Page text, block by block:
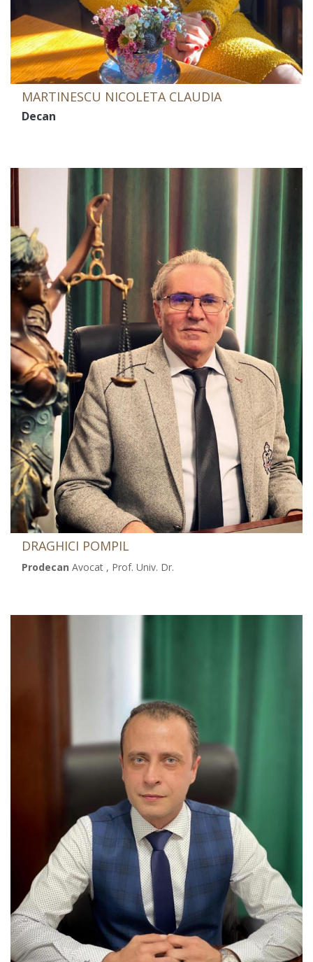
MARTINESCU NICOLETA CLAUDIA
Decan
DRAGHICI POMPIL
Prodecan Avocat , Prof. Univ. Dr.